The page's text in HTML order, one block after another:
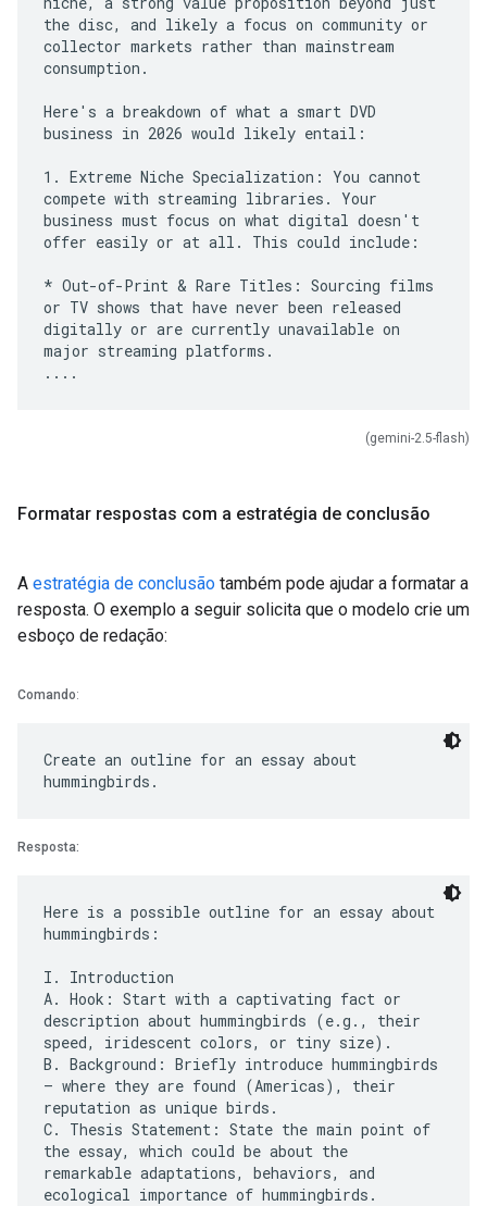
the disc, and likely a focus on community or
collector markets rather than mainstream
consumption.
Here's a breakdown of what a smart DVD
business in 2026 would likely entail:
1. Extreme Niche Specialization: You cannot
compete with streaming libraries. Your
business must focus on what digital doesn't
offer easily or at all. This could include:
* Out-of-Print & Rare Titles: Sourcing films
or TV shows that have never been released
digitally or are currently unavailable on
major streaming platforms.
(gemini-2.5-flash)
Formatar respostas com a estratégia de conclusão
A estratégia de conclusão também pode ajudar a formatar a
resposta. O exemplo a seguir solicita que o modelo crie um
esboço de redação:
Comando:
Create an outline for an essay about
Resposta:
Here is a possible outline for an essay about
hummingbirds:
I. Introduction
A. Hook: Start with a captivating fact or
description about hummingbirds (e.g., their
speed, iridescent colors, or tiny size).
B. Background: Briefly introduce hummingbirds
– where they are found (Americas), their
reputation as unique birds.
C. Thesis Statement: State the main point of
the essay, which could be about the
remarkable adaptations, behaviors, and
ecological importance of hummingbirds.